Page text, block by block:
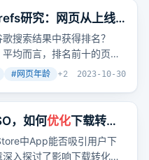
研究：网页从上线
需要多久时间
搜索结果中获得排名？
均而言，排名前十的页面
而排名第一的页面平均接近
关键词，优化难度会更低，
排名，两周能进首页。
#网页年龄 +2 2023-10-30
，如何优化下载转化
下载转化率？（进阶
中App能否吸引用户下
入探讨了影响下载转化率